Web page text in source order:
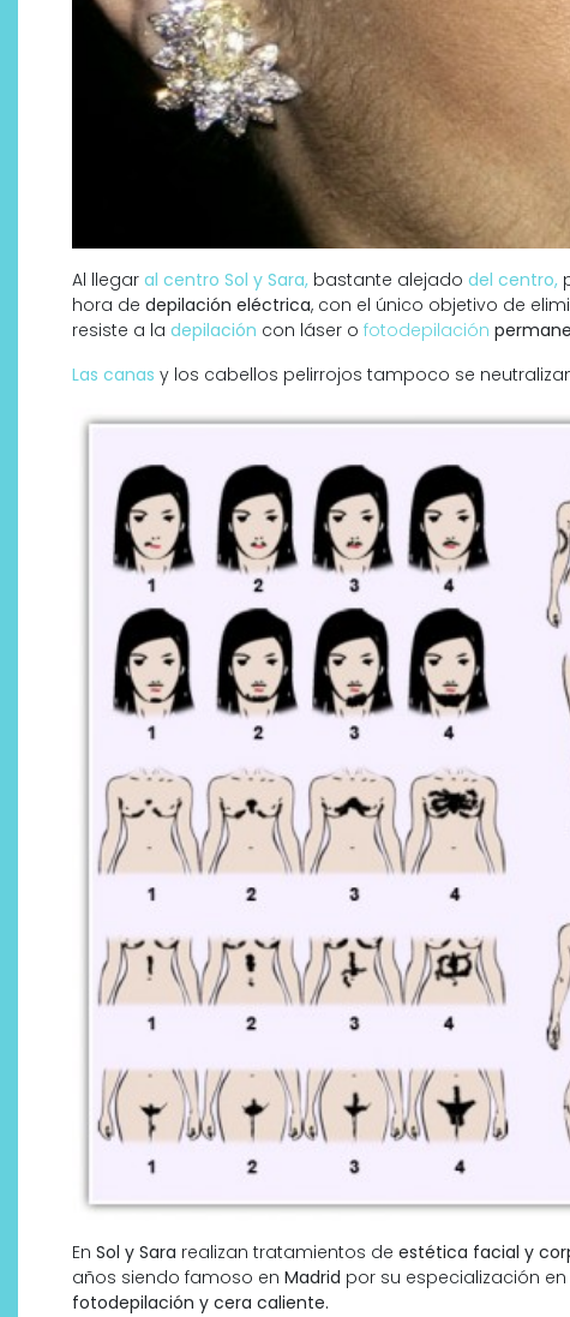
Al llegar al centro Sol y Sara, bastante alejado del centro,
hora de depilación eléctrica, con el único objetivo de
resiste a la depilación con láser o fotodepilación
Las canas y los cabellos pelirrojos tampoco se
En Sol y Sara realizan tratamientos de estética facial y
años siendo famoso en Madrid por su especialización en
fotodepilación y cera caliente.
Descubre cómo la cosmética
profesional va desde las
cabinas a tu rutina diaria